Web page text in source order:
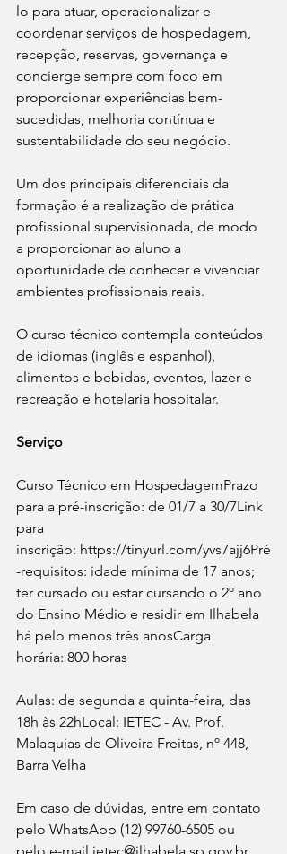
lo para atuar, operacionalizar e
coordenar serviços de hospedagem,
recepção, reservas, governança e
concierge sempre com foco em
proporcionar experiências bem-
sucedidas, melhoria contínua e
sustentabilidade do seu negócio.
Um dos principais diferenciais da
formação é a realização de prática
profissional supervisionada, de modo
a proporcionar ao aluno a
oportunidade de conhecer e vivenciar
ambientes profissionais reais.
O curso técnico contempla conteúdos
de idiomas (inglês e espanhol),
alimentos e bebidas, eventos, lazer e
recreação e hotelaria hospitalar.
Serviço
Curso Técnico em HospedagemPrazo
para a pré-inscrição: de 01/7 a 30/7Link
para
inscrição: https://tinyurl.com/yvs7ajj6Pré
-requisitos: idade mínima de 17 anos;
ter cursado ou estar cursando o 2º ano
do Ensino Médio e residir em Ilhabela
há pelo menos três anosCarga
horária: 800 horas
Aulas: de segunda a quinta-feira, das
18h às 22hLocal: IETEC - Av. Prof.
Malaquias de Oliveira Freitas, nº 448,
Barra Velha
Em caso de dúvidas, entre em contato
pelo WhatsApp (12) 99760-6505 ou